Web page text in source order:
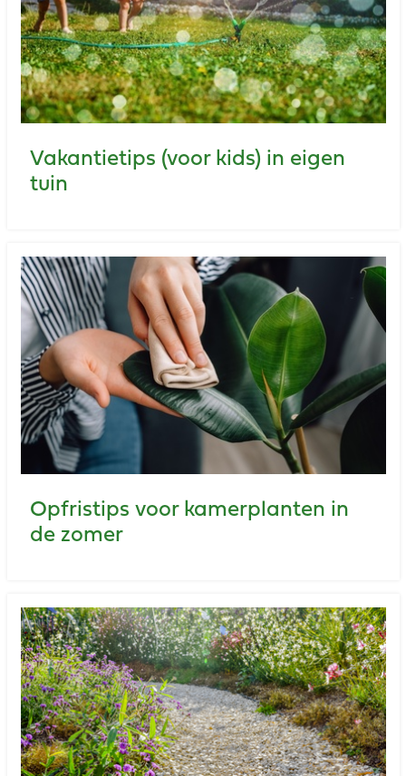
Vakantietips (voor kids) in eigen
tuin
Opfristips voor kamerplanten in
de zomer